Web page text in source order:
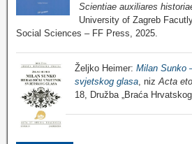
Scientiae auxiliares
University of Zagreb
Social Sciences – FF Press, 2025.
Željko Heimer: Milan Sunko
svjetskog glasa , niz Acta
18, Družba „Braća